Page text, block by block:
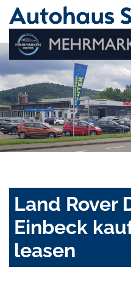
Land Rover
Einbeck
leasen